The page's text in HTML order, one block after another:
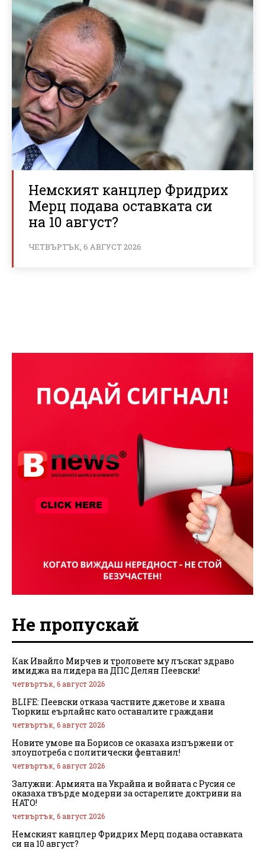
Немският канцлер Фридрих
Мерц подава оставката си
на 10 август?
ЧЕТВЪРТЪК, 6 АВГУСТ 2026
Не пропускай
Как Ивайло Мирчев и троловете му лъскат здраво
имиджа на лидера на ДПС Делян Пеевски!
четвъртък, 6 август 2026
BLIFE: Пеевски отказа частните джетове и хвана
Тюркиш еърлайнс като останалите граждани
четвъртък, 6 август 2026
Новите умове на Борисов се оказаха изпържени от
злоупотреба с политически фентанил!
четвъртък, 6 август 2026
Залужни: Армията на Украйна и войната с Русия се
оказаха твърде модерни за остарелите доктрини на
НАТО!
четвъртък, 6 август 2026
Немският канцлер Фридрих Мерц подава оставката
си на 10 август?